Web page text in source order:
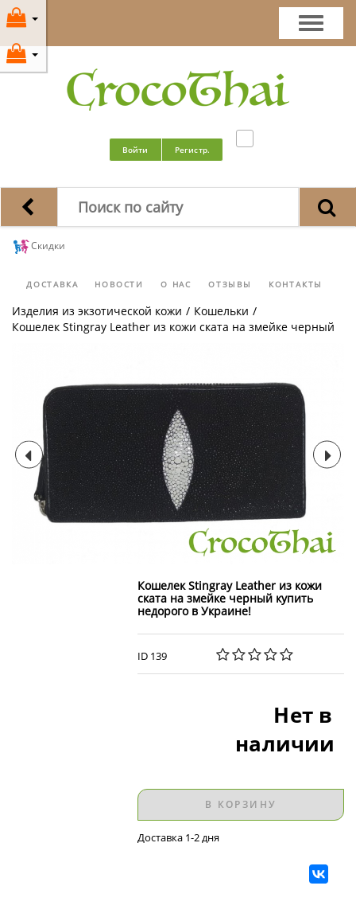
Войти Регистр.
Скидки
ДОСТАВКА НОВОСТИ О НАС ОТЗЫВЫ КОНТАКТЫ
Изделия из экзотической кожи / Кошельки /
Кошелек Stingray Leather из кожи ската на змейке черный
Кошелек Stingray Leather из кожи
ската на змейке черный купить
недорого в Украине!
ID 139
Нет в
наличии
В КОРЗИНУ
Доставка 1-2 дня